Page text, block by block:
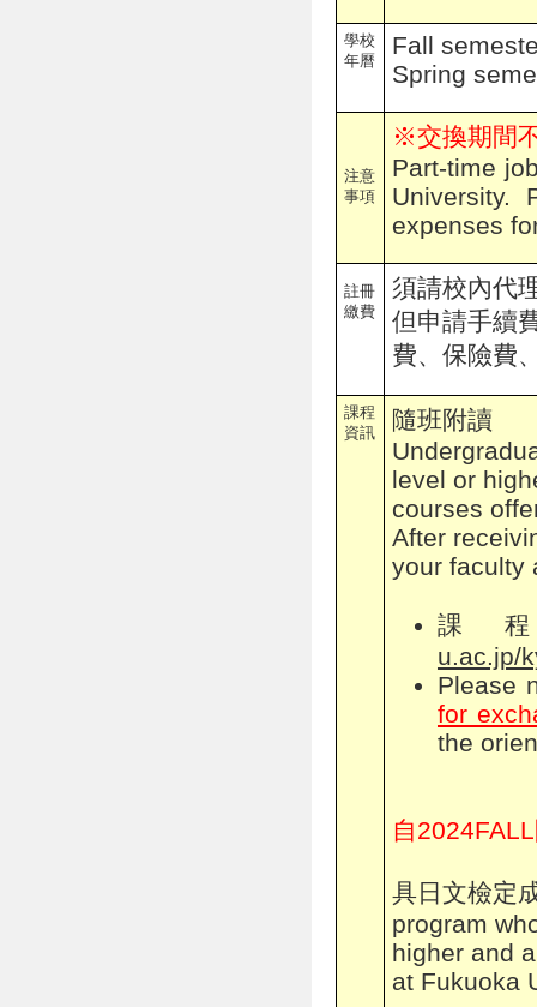
學校
年曆
Fall
Spring
注意
事項
※交換期間
Part-time
University.
expenses
註冊
繳費
須請校內代
但申請手續
費、保險費
課程
資訊
隨班附讀
level or
courses
After
your faculty
課
u.ac.jp/
Please
for
the
自
具日文檢定
program
higher and
at Fukuoka